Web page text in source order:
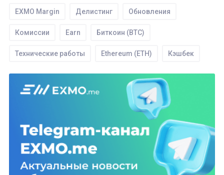
EXMO Mаrgin Делистинг Обновления
Комиссии Earn Биткоин (BTC)
Технические работы Ethereum (ETH) Кэшбек
Торги Tether (USDT) SEPA WIRE IEO
Ввод ROOBEE (ROOBEE) Ордера
Партнерство
Ethereum classic (ETC) Bitcoin Cash (BCH)